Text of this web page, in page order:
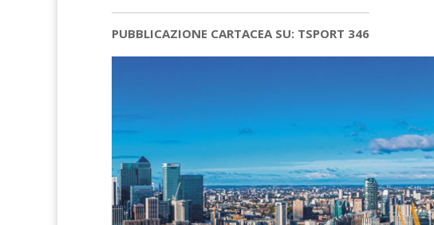
PUBBLICAZIONE CARTACEA SU: TSPORT 346